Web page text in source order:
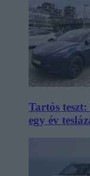
Tartós
egy év